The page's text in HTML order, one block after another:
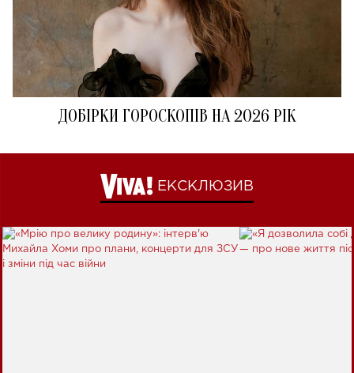
ДОБІРКИ ГОРОСКОПІВ НА 2026 РІК
ЕКСКЛЮЗИВ